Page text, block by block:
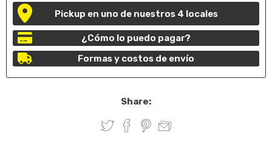
Pickup en uno de nuestros 4 locales
¿Cómo lo puedo pagar?
Formas y costos de envío
Share: